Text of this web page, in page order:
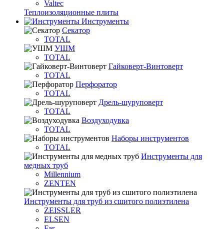
Valtec
Теплоизоляционные плиты
Инструменты
Секатор
TOTAL
УШМ
TOTAL
Гайковерт-Винтоверт
TOTAL
Перфоратор
TOTAL
Дрель-шуруповерт
TOTAL
Воздуходувка
TOTAL
Наборы инструментов
TOTAL
Инструменты для
медных труб
Millennium
ZENTEN
Инструменты для труб из сшитого полиэтилена
ZEISSLER
ELSEN